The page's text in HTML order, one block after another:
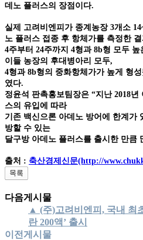
데노 플러스의 장점이다.
실제 고려비엔피가 종계농장 3개소
노 플러스 접종 후 항체가를 측정한 결
4주부터 24주까지 4형과 8b형 모두
이들 농장의 후대병아리 모두,
4형과 8b형의 중화항체가가 높게 형
였다.
정윤석 판촉홍보팀장은 “지난 2018
스의 유입에 따라
기존 백신으론 아데노 방어에 한계가
방할 수 있는
달구방 아데노 플러스를 출시한 만큼
출처 : 축산경제신문(http://
다음게시물
▲ (주)고려비엔피, 국내 최
란 200액’ 출시
이전게시물